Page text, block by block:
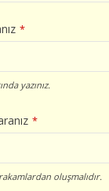
*
yazınız.
*
oluşmalıdır.